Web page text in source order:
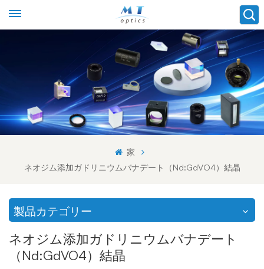
家
ネオジム添加ガドリニウムバナデート（Nd:GdVO4）結晶
製品カテゴリー
ネオジム添加ガドリニウムバナデート
（Nd:GdVO4）結晶